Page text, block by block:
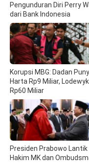
Pengunduran Diri Perry
dari Bank Indonesia
Korupsi MBG: Dadan
Harta Rp9 Miliar, Lodewyk
Rp60 Miliar
Presiden Prabowo Lantik
Hakim MK dan